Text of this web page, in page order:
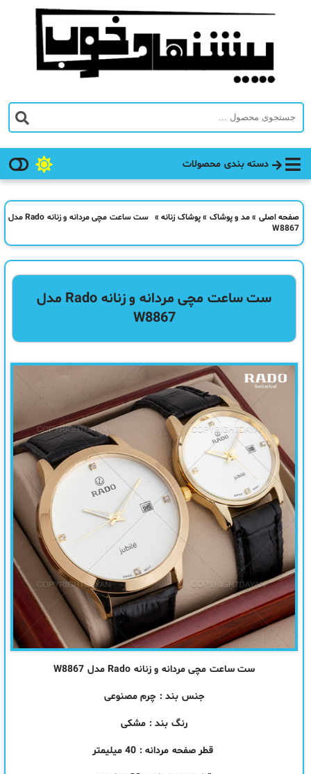
دسته بندی محصولات
صفحه اصلی »مد و پوشاک »پوشاک زنانه »
ست ساعت مچی مردانه و زنانه Rado مدل
W8867
ست ساعت مچی مردانه و زنانه Rado مدل
W8867
ست ساعت مچی مردانه و زنانه Rado مدل W8867
جنس بند : چرم مصنوعی
رنگ بند : مشکی
قطر صفحه مردانه : 40 میلیمتر